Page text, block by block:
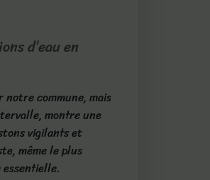
d’eau en
notre commune, mais
montre une
vigilants et
même le plus